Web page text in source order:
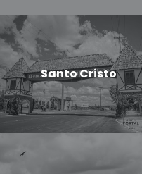
Santo Cristo